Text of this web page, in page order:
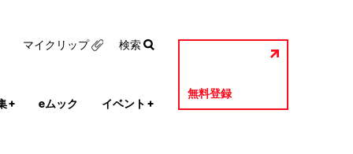
+ eムック イベント +
無料登録
マイクリップ 検索